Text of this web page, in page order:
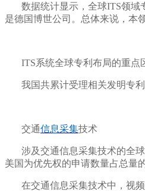
数据统计显示，全球ITS领域
是德国博世公司。总体来说，本
ITS系统全球专利布局的重点
我国共累计受理相关发明专
交通信息采集技术
涉及交通信息采集技术的全
美国为优先权的申请数量占总量
在交通信息采集技术中，视